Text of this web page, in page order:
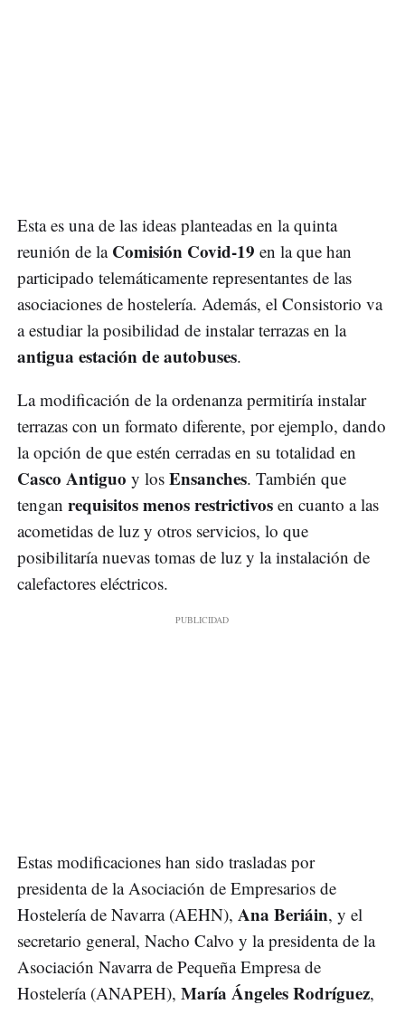
Esta es una de las ideas planteadas en la quinta
reunión de la Comisión Covid-19 en la que han
participado telemáticamente representantes de las
asociaciones de hostelería. Además, el Consistorio va
a estudiar la posibilidad de instalar terrazas en la
antigua estación de autobuses.
La modificación de la ordenanza permitiría instalar
terrazas con un formato diferente, por ejemplo, dando
la opción de que estén cerradas en su totalidad en
Casco Antiguo y los Ensanches. También que
tengan requisitos menos restrictivos en cuanto a las
acometidas de luz y otros servicios, lo que
posibilitaría nuevas tomas de luz y la instalación de
calefactores eléctricos.
Estas modificaciones han sido trasladas por
presidenta de la Asociación de Empresarios de
Hostelería de Navarra (AEHN), Ana Beriáin, y el
secretario general, Nacho Calvo y la presidenta de la
Asociación Navarra de Pequeña Empresa de
Hostelería (ANAPEH), María Ángeles Rodríguez,